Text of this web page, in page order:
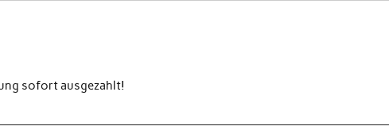
sofort ausgezahlt!